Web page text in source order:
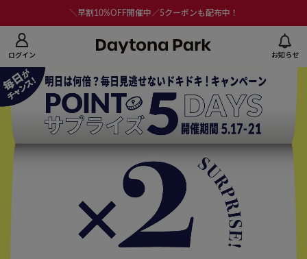
＼早割10%OFF開催中／5クーポンも配布中！
ログイン お知らせ